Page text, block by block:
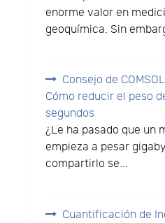
enorme valor en
geoquímica. Sin
Consejo de
Cómo reducir el peso
segundos
¿Le ha pasado que un
empieza a pesar
compartirlo se...
Cuantificación de